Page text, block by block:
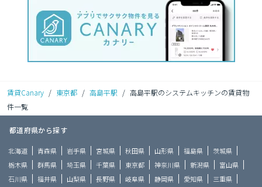
賃貸Canary / 東京都 / 高島平駅 / 高島平駅のシステムキッチンの賃貸物
件一覧
都道府県から探す
北海道 青森県 岩手県 宮城県 秋田県 山形県 福島県
茨城県
栃木県
群馬県 埼玉県 千葉県 東京都 神奈川県 新潟県
富山県
石川県
福井県 山梨県 長野県 岐阜県 静岡県 愛知県
三重県